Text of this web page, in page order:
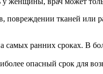
повреждении тканей или
ранних сроках. В
опасный срок для